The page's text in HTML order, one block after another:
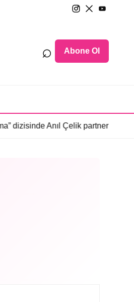
⌕ Abone Ol
Anıl Çelik partneri oldu•